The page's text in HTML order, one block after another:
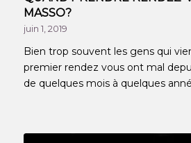
MASSO?
juin 1, 2019
Bien trop souvent les gens qui
premier rendez vous ont mal
de quelques mois à quelques